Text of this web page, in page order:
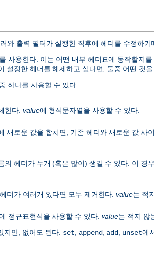
와 출력 필터가 실행한 직후에 헤더를 수정하기
를 사용한다. 이는 어떤 내부 헤더표에 동작할지를
설정한 헤더를 해제하고 싶다면, 둘중 어떤 것
하나를 사용할 수 있다.
한다. value에 형식문자열을 사용할 수 있다.
새로운 값을 합치면, 기존 헤더와 새로운 값 사
헤더가 두개 (혹은 많이) 생길 수 있다. 이 경
더가 여러개 있다면 모두 제거한다. value는 적
에 정규표현식을 사용할 수 있다. value는 적지 않
지만, 없어도 된다. set append add unset에